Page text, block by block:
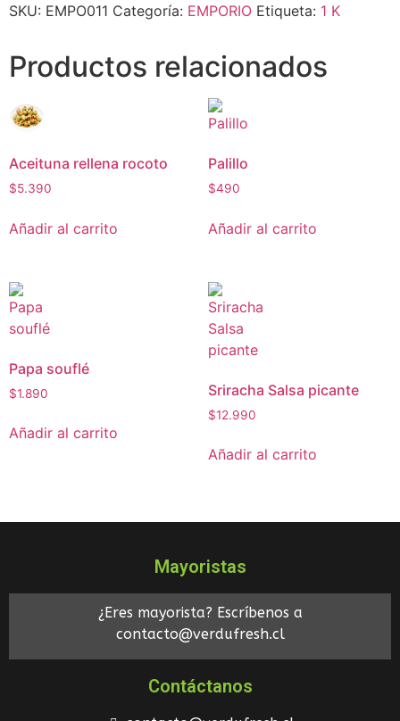
SKU: EMPO011 Categoría: EMPORIO Etiqueta: 1 K
Productos relacionados
Aceituna rellena rocoto
$5.390
Añadir al carrito
Palillo
$490
Añadir al carrito
Papa souflé
$1.890
Añadir al carrito
Sriracha Salsa picante
$12.990
Añadir al carrito
Mayoristas
¿Eres mayorista? Escríbenos a
contacto@verdufresh.cl
Contáctanos